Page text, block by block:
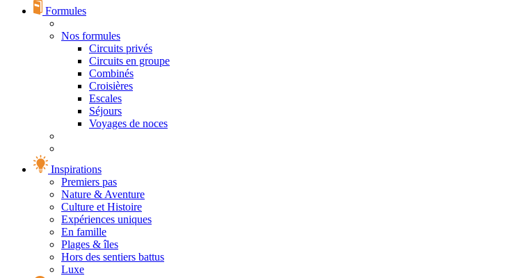
Formules
Nos formules
Circuits privés
Circuits en groupe
Combinés
Croisières
Escales
Séjours
Voyages de noces
Inspirations
Premiers pas
Nature & Aventure
Culture et Histoire
Expériences uniques
En famille
Plages & îles
Hors des sentiers battus
Luxe